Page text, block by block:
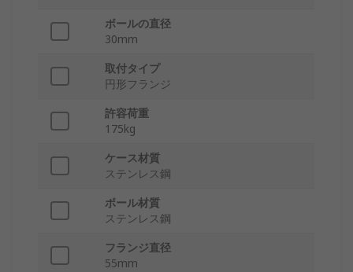
ボールの直径
30mm
取付タイプ
円形フランジ
許容荷重
175kg
ケース材質
ステンレス鋼
ボール材質
ステンレス鋼
フランジ直径
55mm